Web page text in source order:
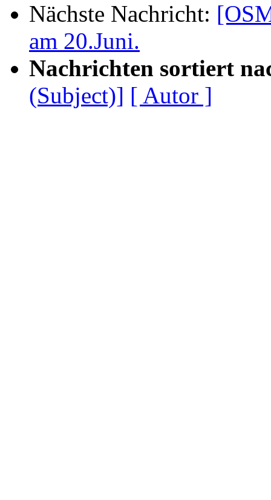
Nächste Nachricht:
am 20.Juni.
Nachrichten sortiert
(Subject)] [ Autor ]